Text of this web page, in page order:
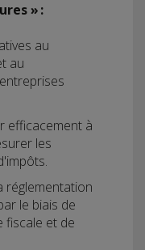
» :
au
au
efficacement à
les
réglementation
le biais de
fiscale et de